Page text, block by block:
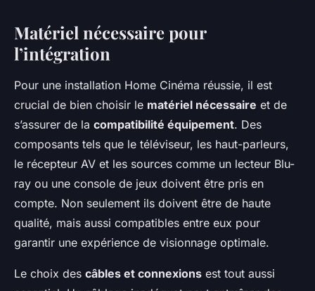
Matériel nécessaire pour
l’intégration
Pour une installation Home Cinéma réussie, il est
crucial de bien choisir le matériel nécessaire et de
s’assurer de la compatibilité équipement. Des
composants tels que le téléviseur, les haut-parleurs,
le récepteur AV et les sources comme un lecteur Blu-
ray ou une console de jeux doivent être pris en
compte. Non seulement ils doivent être de haute
qualité, mais aussi compatibles entre eux pour
garantir une expérience de visionnage optimale.
Le choix des câbles et connexions est tout aussi